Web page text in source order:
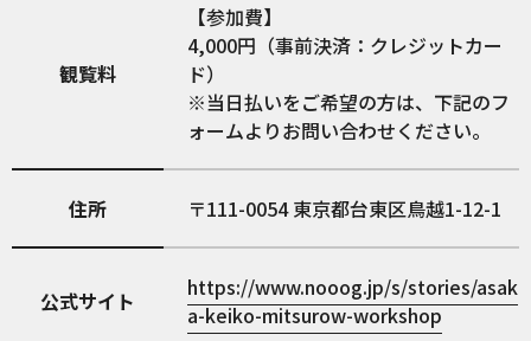
観覧料
【参加費】
4,000円（事前決済：クレジットカー
ド）
※当日払いをご希望の方は、下記のフ
ォームよりお問い合わせください。
住所 111-0054東京都台東区鳥越1-12-1
公式サイト
https://www.nooog.jp/s/stories/asak
a-keiko-mitsurow-workshop